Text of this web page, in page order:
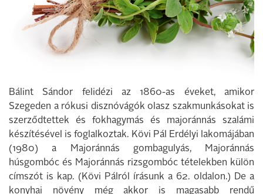
Bálint Sándor felidézi az 1860-as éveket, amikor
Szegeden a rókusi disznóvágók olasz szakmunkásokat is
szerződtettek és fokhagymás és majoránnás szalámi
készítésével is foglalkoztak. Kövi Pál Erdélyi lakomájában
(1980) a Majoránnás gombagulyás, Majoránnás
húsgombóc és Majoránnás rizsgombóc tételekben külön
címszót is kap. (Kövi Pálról írásunk a 62. oldalon.) De a
konyhai növény még akkor is magasabb rendű